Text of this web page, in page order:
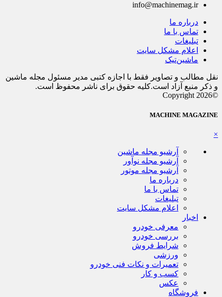
info@machinemag.ir
درباره ما
تماس با ما
تبلیغات
اعلام مشکل سایت
ماشین‌تیک
نقل مطالب و تصاویر فقط با اجازه کتبی مدیر مسئول مجله ماشین
و ذکر منبع آزاد است.کلیه حقوق برای ناشر محفوظ است.
©Copyright 2026
MACHINE MAGAZINE
×
آرشیو مجله ماشین
آرشیو مجله نوآور
آرشیو مجله موتور
درباره ما
تماس با ما
تبلیغات
اعلام مشکل سایت
اخبار
معرفی خودرو
بررسی خودرو
شرایط فروش
ورزشی
تعمیرات و نکات فنی خودرو
کسب و کار
عکس
فروشگاه